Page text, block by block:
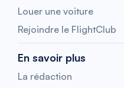
Louer une voiture
Rejoindre le FlightClub
En savoir plus
La rédaction